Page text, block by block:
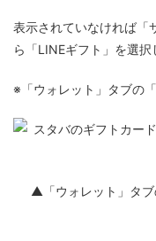
表示されていなければ「
ら「LINEギフト」を選択
※「ウォレット」タブの
▲「ウォレット」タ